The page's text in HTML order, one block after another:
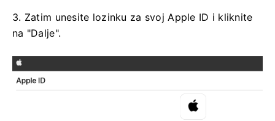
3. Zatim unesite lozinku za svoj Apple ID i kliknite
na "Dalje".